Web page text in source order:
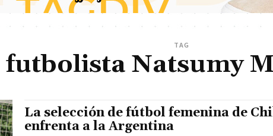
TAG
futbolista Natsumy
La selección de fútbol femenina de
enfrenta a la Argentina